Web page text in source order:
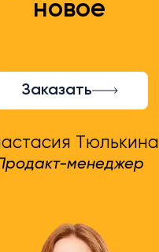
новое
Заказать
Тюлькина
менеджер